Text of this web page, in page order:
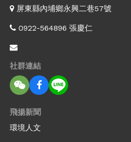
屏東縣內埔鄉永興二巷57號
0922-564896 張慶仁
社群連結
飛揚新聞
環境人文